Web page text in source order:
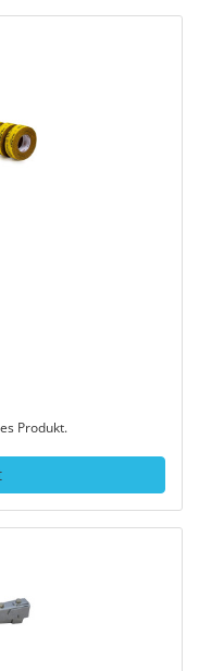
Produkt.